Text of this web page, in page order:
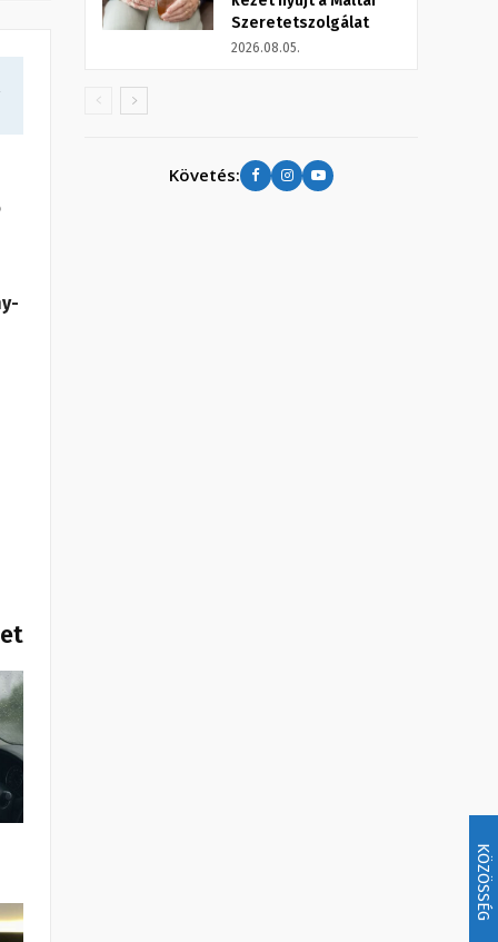
KÖZÖSSÉG
Szeretetszolgálat
2026.08.05.
Követés: